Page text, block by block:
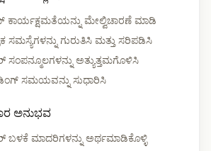
ಕಾರ್ಯಕ್ಷಮತೆಯನ್ನು ಮೇಲ್ವಿಚಾರಣೆ ಮಾಡಿ
ಸಮಸ್ಯೆಗಳನ್ನು ಗುರುತಿಸಿ ಮತ್ತು ಸರಿಪಡಿಸಿ
ಸಂಪನ್ಮೂಲಗಳನ್ನು ಅತ್ಯುತ್ತಮಗೊಳಿಸಿ
ಸಮಯವನ್ನು ಸುಧಾರಿಸಿ
ಅನುಭವ
ಬಳಕೆ ಮಾದರಿಗಳನ್ನು ಅರ್ಥಮಾಡಿಕೊಳ್ಳಿ